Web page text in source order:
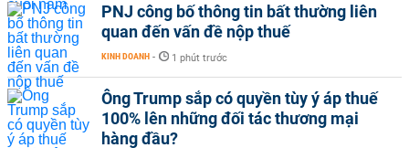
PNJ công bố thông tin bất thường liên
quan đến vấn đề nộp thuế
KINH DOANH - 1 phút trước
Ông Trump sắp có quyền tùy ý áp thuế
100% lên những đối tác thương mại
hàng đầu?